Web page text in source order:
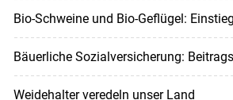
Bio-Schweine und Bio-Geflügel:
Bäuerliche Sozialversicherung:
Weidehalter veredeln unser Land